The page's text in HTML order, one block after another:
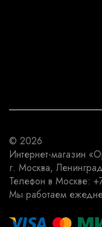
© 2026
Интернет-магазин
г. Москва,
Телефон в Москве:
Мы работаем